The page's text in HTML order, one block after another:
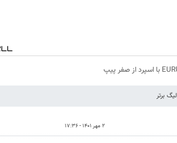
لیگ برتر
۲ مهر ۱۴۰۱ - ۱۷:۳۶